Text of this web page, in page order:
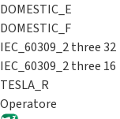
DOMESTIC_E
DOMESTIC_F
IEC_60309_2 three 32
IEC_60309_2 three 16
TESLA_R
Operatore